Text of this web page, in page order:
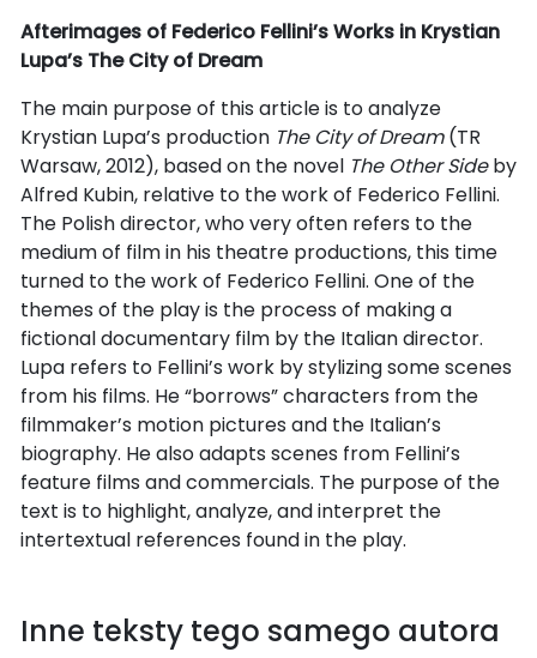
Afterimages of Federico Fellini’s Works in Krystian
Lupa’s The City of Dream
The main purpose of this article is to analyze
Krystian Lupa’s production The City of Dream(TR
Warsaw, 2012), based on the novel The Other Sideby
Alfred Kubin, relative to the work of Federico Fellini.
The Polish director, who very often refers to the
medium of film in his theatre productions, this time
turned to the work of Federico Fellini. One of the
themes of the play is the process of making a
fictional documentary film by the Italian director.
Lupa refers to Fellini’s work by stylizing some scenes
from his films. He “borrows” characters from the
filmmaker’s motion pictures and the Italian’s
biography. He also adapts scenes from Fellini’s
feature films and commercials. The purpose of the
text is to highlight, analyze, and interpret the
intertextual references found in the play.
Inne teksty tego samego autora